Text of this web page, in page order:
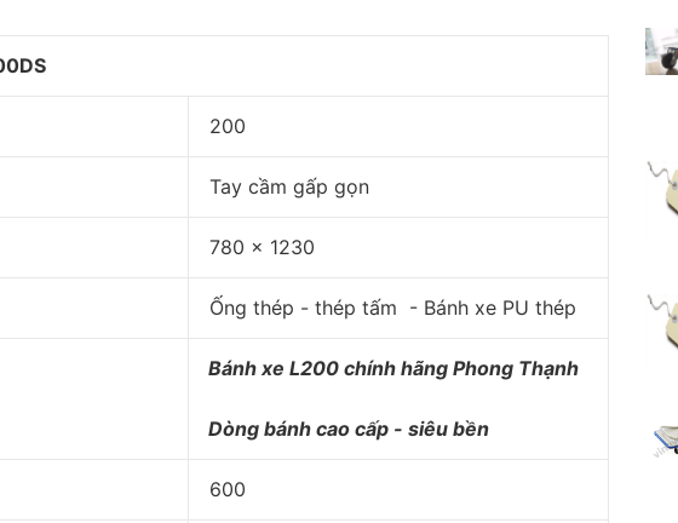
200
Tay cầm gấp gọn
780 x 1230
Ống thép - thép tấm - Bánh xe PU thép
Bánh xe L200 chính hãng Phong Thạnh
Dòng bánh cao cấp - siêu bền
600